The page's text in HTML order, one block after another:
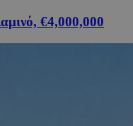
€4,000,000